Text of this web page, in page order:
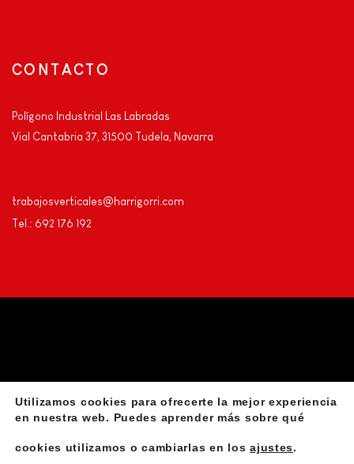
CONTACTO
Polígono Industrial Las Labradas
Vial Cantabria 37, 31500 Tudela, Navarra
trabajosverticales@harrigorri.com
Tel.: 692 176 192
Aviso Legal Declaración de accesibilidad
Instalación de líneas de vida
Utilizamos cookies para ofrecerte la mejor experiencia
en nuestra web. Puedes aprender más sobre qué
cookies utilizamos o cambiarlas en losajustes.